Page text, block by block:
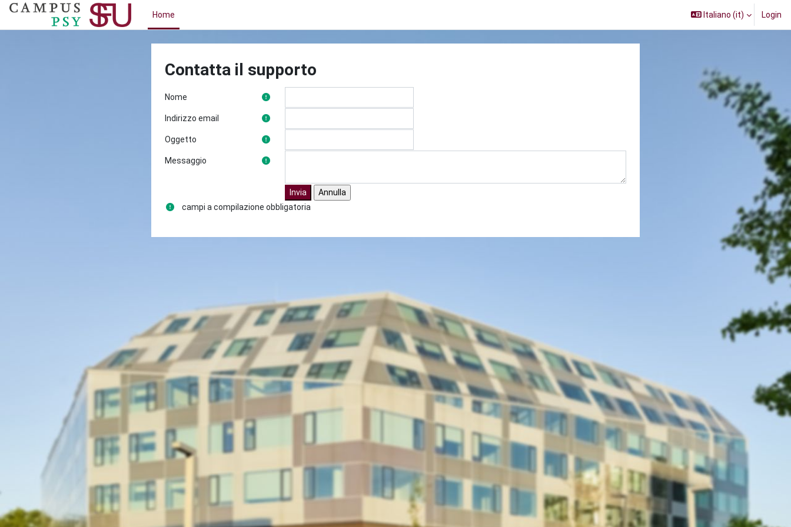
Vai al contenuto principale
Home
Italiano ‎(it)‎ Login
Contatta il supporto
Nome
Indirizzo email
Oggetto
Messaggio
campi a compilazione obbligatoria